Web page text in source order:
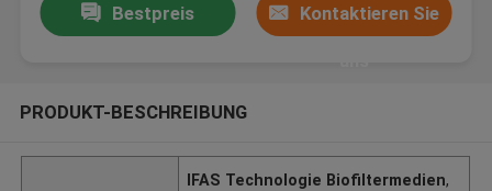
Bestpreis Kontaktieren Sie
PRODUKT-BESCHREIBUNG
IFAS Technologie Biofiltermedien,